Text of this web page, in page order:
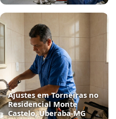
Ajustes em Torneiras no
Residencial Monte
Castelo, Uberaba‑MG